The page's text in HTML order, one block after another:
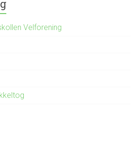
Velforening